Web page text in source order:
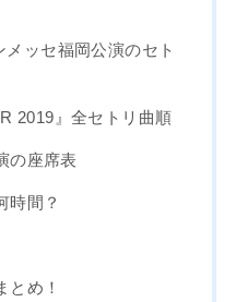
ッセ福岡公演のセト
2019』全セトリ曲順
の座席表
時間？
とめ！